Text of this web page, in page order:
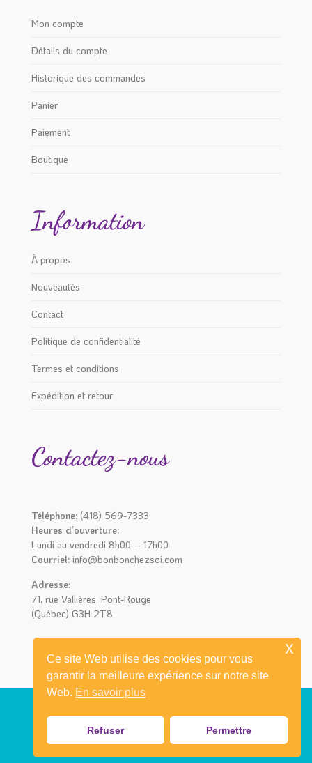
Mon compte
Détails du compte
Historique des commandes
Panier
Paiement
Boutique
Information
À propos
Nouveautés
Contact
Politique de confidentialité
Termes et conditions
Expédition et retour
Contactez-nous
Téléphone:(418) 569-7333
Heures d’ouverture:
Lundi au vendredi 8h00 – 17h00
Courriel:info@bonbonchezsoi.com
Adresse:
71, rue Vallières, Pont-Rouge
(Québec) G3H 2T8
Ce site Web utilise des cookies pour vous
garantir la meilleure expérience sur notre site
Web. En savoir plus
Refuser Permettre
x